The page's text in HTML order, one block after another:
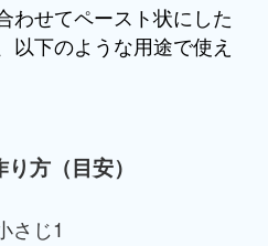
わせてペースト状にした
以下のような用途で使え
方（目安）
さじ1